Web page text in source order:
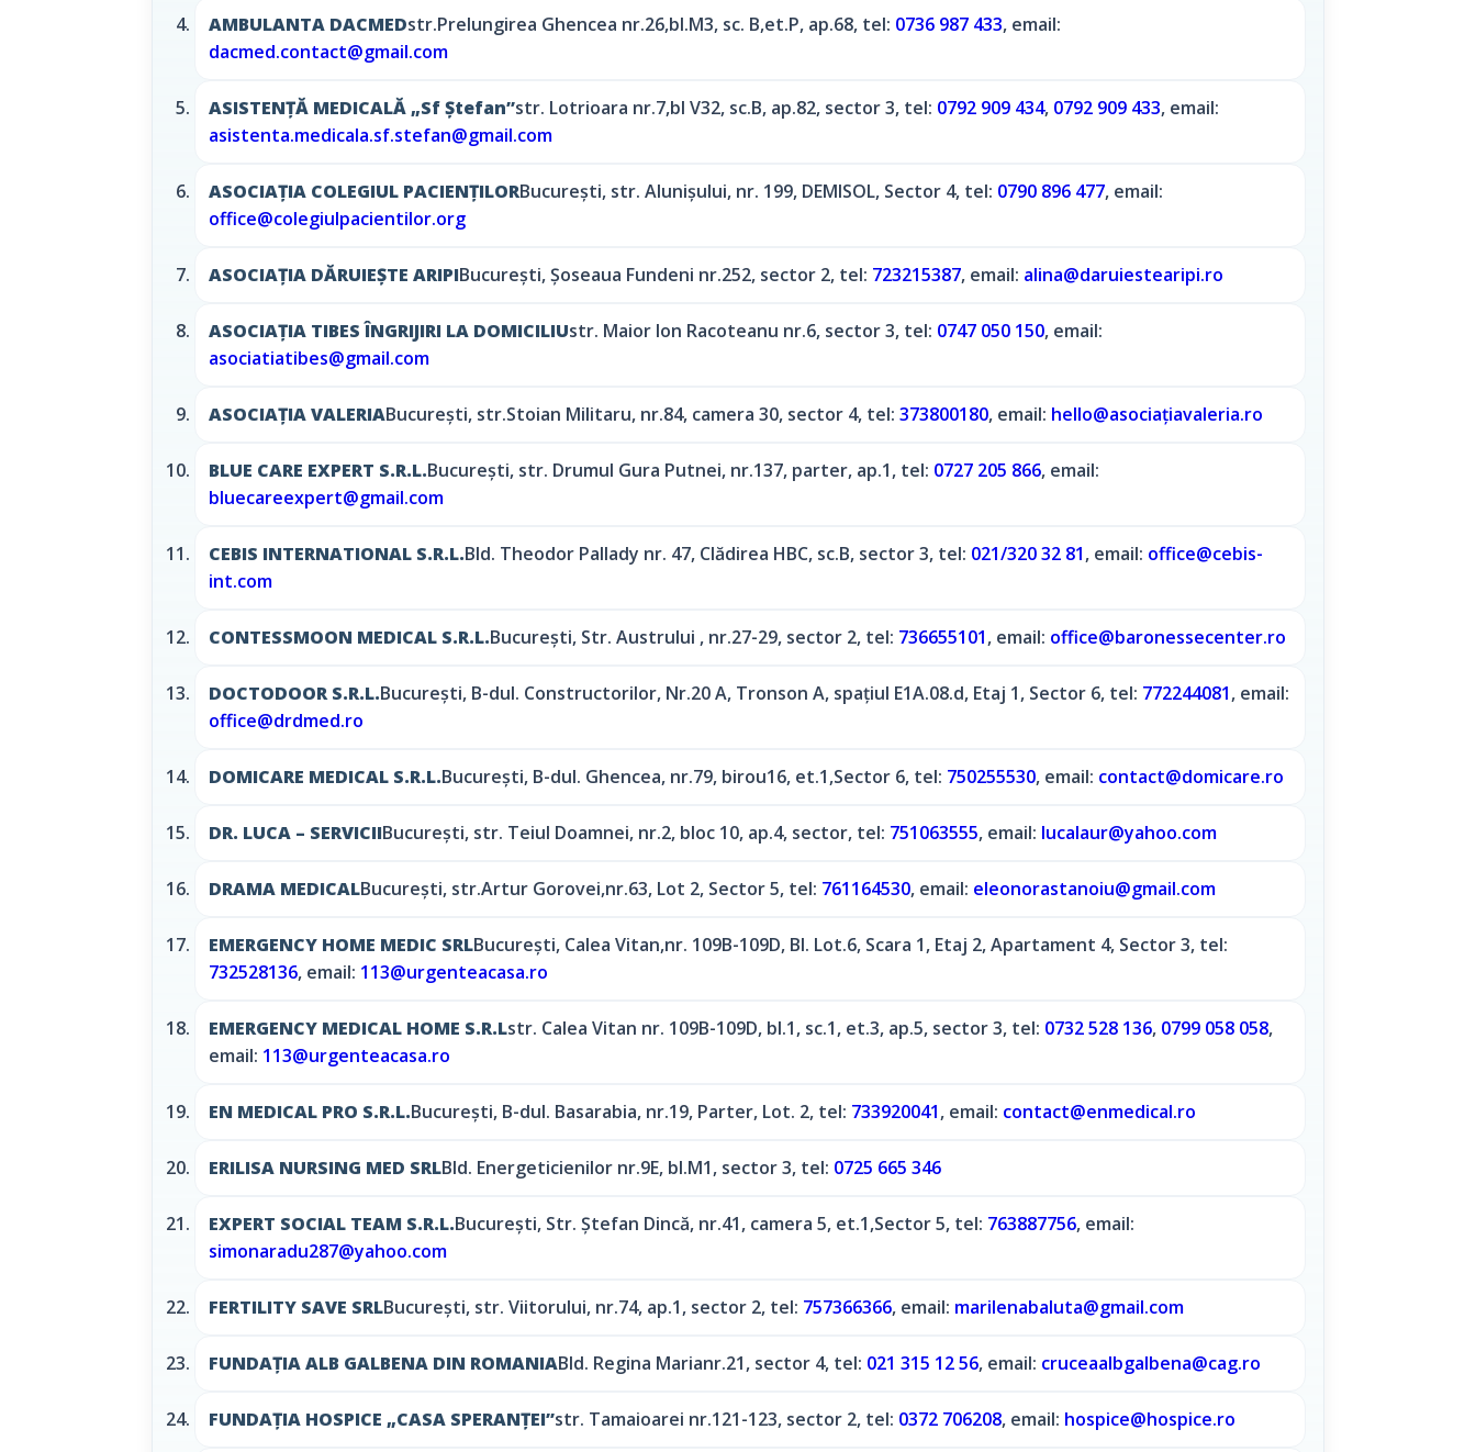
AMBULANTA DACMEDstr.Prelungirea Ghencea nr.26,bl.M3, sc. B,et.P, ap.68, tel: 0736 987 433, email:
dacmed.contact@gmail.com
ASISTENȚĂ MEDICALĂ „Sf Ștefan”str. Lotrioara nr.7,bl V32, sc.B, ap.82, sector 3, tel: 0792 909 434, 0792 909 433, email:
asistenta.medicala.sf.stefan@gmail.com
ASOCIAȚIA COLEGIUL PACIENȚILORBucureşti, str. Alunișului, nr. 199, DEMISOL, Sector 4, tel: 0790 896 477, email:
office@colegiulpacientilor.org
ASOCIAȚIA DĂRUIEȘTE ARIPIBucureşti, Șoseaua Fundeni nr.252, sector 2, tel: 723215387, email: alina@daruiestearipi.ro
ASOCIAȚIA TIBES ÎNGRIJIRI LA DOMICILIUstr. Maior Ion Racoteanu nr.6, sector 3, tel: 0747 050 150, email:
asociatiatibes@gmail.com
ASOCIAȚIA VALERIABucureşti, str.Stoian Militaru, nr.84, camera 30, sector 4, tel: 373800180, email: hello@asociațiavaleria.ro
BLUE CARE EXPERT S.R.L.Bucureşti, str. Drumul Gura Putnei, nr.137, parter, ap.1, tel: 0727 205 866, email:
bluecareexpert@gmail.com
CEBIS INTERNATIONAL S.R.L.Bld. Theodor Pallady nr. 47, Clădirea HBC, sc.B, sector 3, tel: 021/320 32 81, email: office@cebis-
int.com
CONTESSMOON MEDICAL S.R.L.Bucureşti, Str. Austrului , nr.27-29, sector 2, tel: 736655101, email: office@baronessecenter.ro
DOCTODOOR S.R.L.Bucureşti, B-dul. Constructorilor, Nr.20 A, Tronson A, spațiul E1A.08.d, Etaj 1, Sector 6, tel: 772244081, email:
office@drdmed.ro
DOMICARE MEDICAL S.R.L.Bucureşti, B-dul. Ghencea, nr.79, birou16, et.1,Sector 6, tel: 750255530, email: contact@domicare.ro
DR. LUCA – SERVICIIBucureşti, str. Teiul Doamnei, nr.2, bloc 10, ap.4, sector, tel: 751063555, email: lucalaur@yahoo.com
DRAMA MEDICALBucureşti, str.Artur Gorovei,nr.63, Lot 2, Sector 5, tel: 761164530, email: eleonorastanoiu@gmail.com
EMERGENCY HOME MEDIC SRLBucureşti, Calea Vitan,nr. 109B-109D, Bl. Lot.6, Scara 1, Etaj 2, Apartament 4, Sector 3, tel:
732528136, email: 113@urgenteacasa.ro
EMERGENCY MEDICAL HOME S.R.Lstr. Calea Vitan nr. 109B-109D, bl.1, sc.1, et.3, ap.5, sector 3, tel: 0732 528 136, 0799 058 058,
email: 113@urgenteacasa.ro
EN MEDICAL PRO S.R.L.Bucureşti, B-dul. Basarabia, nr.19, Parter, Lot. 2, tel: 733920041, email: contact@enmedical.ro
ERILISA NURSING MED SRLBld. Energeticienilor nr.9E, bl.M1, sector 3, tel: 0725 665 346
EXPERT SOCIAL TEAM S.R.L.Bucureşti, Str. Ștefan Dincă, nr.41, camera 5, et.1,Sector 5, tel: 763887756, email:
simonaradu287@yahoo.com
FERTILITY SAVE SRLBucureşti, str. Viitorului, nr.74, ap.1, sector 2, tel: 757366366, email: marilenabaluta@gmail.com
FUNDAȚIA ALB GALBENA DIN ROMANIABld. Regina Marianr.21, sector 4, tel: 021 315 12 56, email: cruceaalbgalbena@cag.ro
FUNDAȚIA HOSPICE „CASA SPERANȚEI”str. Tamaioarei nr.121-123, sector 2, tel: 0372 706208, email: hospice@hospice.ro